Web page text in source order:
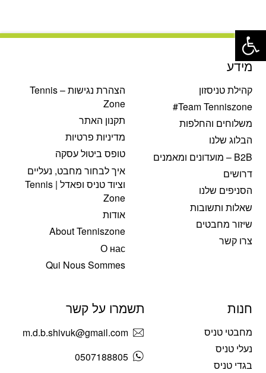
מידע
קהילת טניסזון
Team Tenniszone#
משלוחים והחלפות
הבלוג שלנו
B2B – מועדונים ומאמנים
דרושים
הסניפים שלנו
שאלות ותשובות
שיזור מחבטים
צרו קשר
הצהרת נגישות – Tennis
Zone
תקנון האתר
מדיניות פרטיות
טופס ביטול עסקה
איך לבחור מחבט, נעליים
וציוד טניס ופאדל | Tennis
Zone
אודות
About Tenniszone
О нас
Qui Nous Sommes
חנות
מחבטי טניס
נעלי טניס
בגדי טניס
תשמרו על קשר
m.d.b.shivuk@gmail.com
0507188805
פתח סרגל נגישות